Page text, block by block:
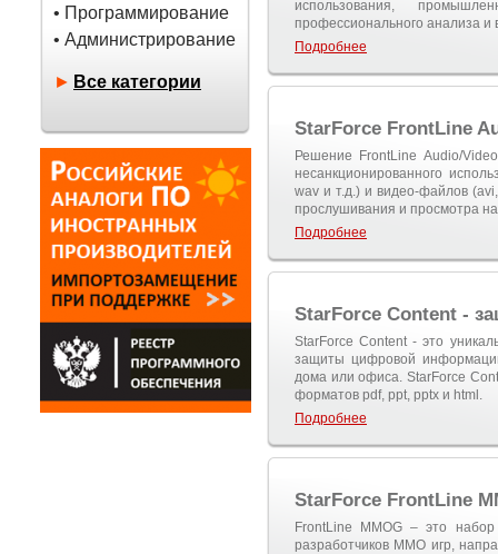
• Программирование
• Администрирование
► Все категории
использования,
профессионального анализа и
Подробнее
StarForce FrontLine
Решение FrontLine Audio/
несанкционированного
wav и т.д.) и видео-файлов
прослушивания и просмотра
Подробнее
StarForce Content -
StarForce Content - это
защиты цифровой
дома или офиса. StarForce
форматов pdf, ppt, pptx и html.
Подробнее
StarForce FrontLine
FrontLine MMOG – это
разработчиков ММО игр,